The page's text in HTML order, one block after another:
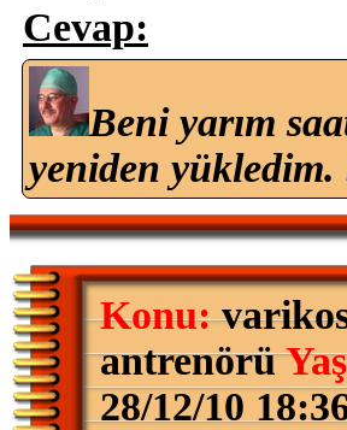
Cevap:
Beni yarım
yeniden yükledim.
Konu:
antrenörü
28/12/10